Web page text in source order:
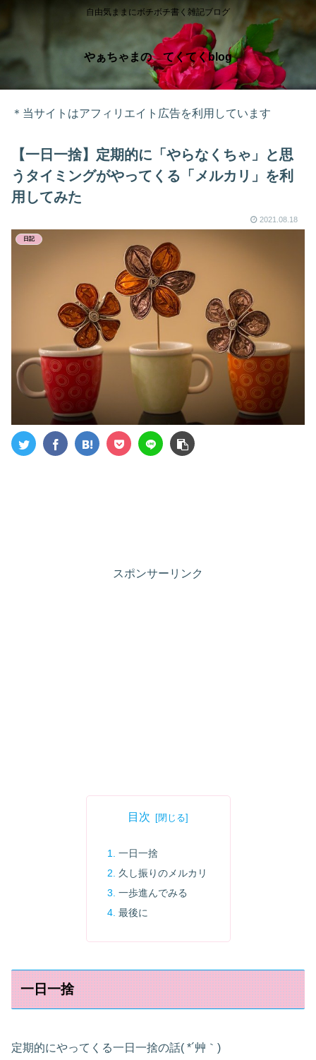
自由気ままにボチボチ書く雑記ブログ
やぁちゃまの てくてくblog
＊当サイトはアフィリエイト広告を利用しています
【一日一捨】定期的に「やらなくちゃ」と思
うタイミングがやってくる「メルカリ」を利
用してみた
2021.08.18
日記
スポンサーリンク
目次
一日一捨
久し振りのメルカリ
一歩進んでみる
最後に
一日一捨
定期的にやってくる一日一捨の話( *´艸｀)